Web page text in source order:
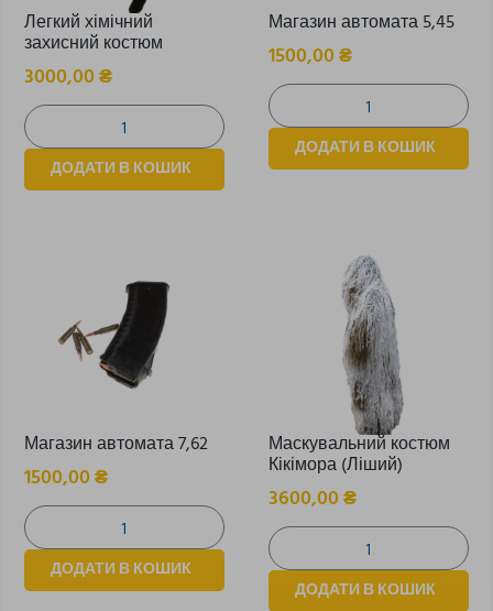
Легкий хімічний
захисний костюм
3000,00₴
ДОДАТИ В КОШИК
Магазин автомата 5,45
1500,00₴
ДОДАТИ В КОШИК
Магазин автомата 7,62
1500,00₴
ДОДАТИ В КОШИК
Маскувальний костюм
Кікімора (Ліший)
3600,00₴
ДОДАТИ В КОШИК